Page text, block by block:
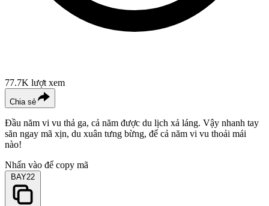
77.7K lượt xem
Chia sẻ
Đầu năm vi vu thả ga, cả năm được du lịch xả láng. Vậy nhanh tay
săn ngay mã xịn, du xuân tưng bừng, để cả năm vi vu thoải mái
nào!
Nhấn vào để copy mã
BAY22